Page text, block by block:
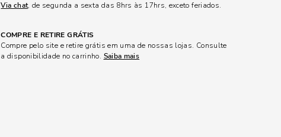
Via chat, de segunda a sexta das 8hrs às 17hrs, exceto feriados.
COMPRE E RETIRE GRÁTIS
Compre pelo site e retire grátis em uma de nossas lojas. Consulte
a disponibilidade no carrinho. Saiba mais